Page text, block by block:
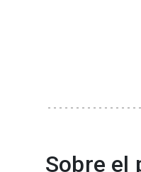
Sobre el